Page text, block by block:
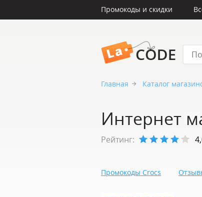
Промокоды и скидки
Главная Каталог
Интернет
Рейтинг:
Промокоды Crocs